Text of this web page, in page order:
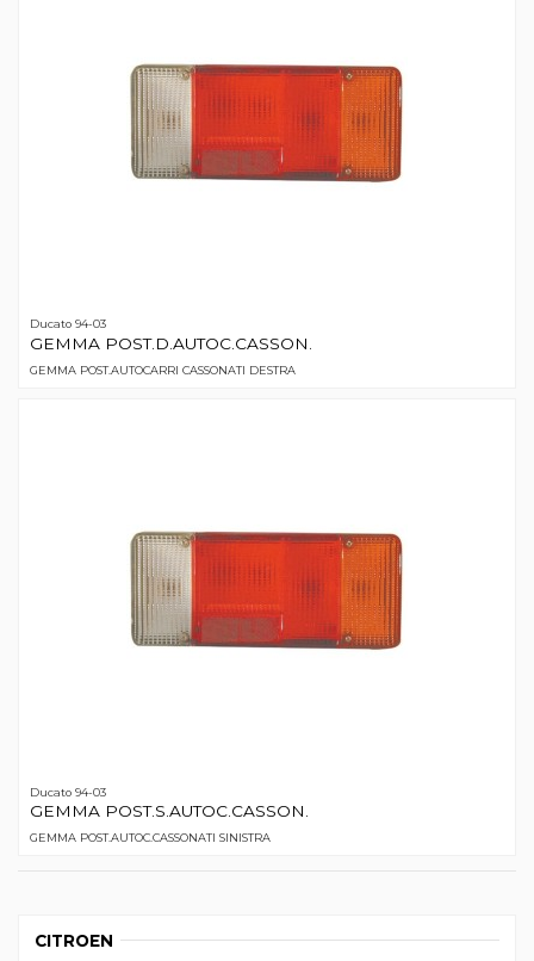
Ducato 94-03
GEMMA POST.D.AUTOC.CASSON.
GEMMA POST.AUTOCARRI CASSONATI DESTRA
Ducato 94-03
GEMMA POST.S.AUTOC.CASSON.
GEMMA POST.AUTOC.CASSONATI SINISTRA
CITROEN